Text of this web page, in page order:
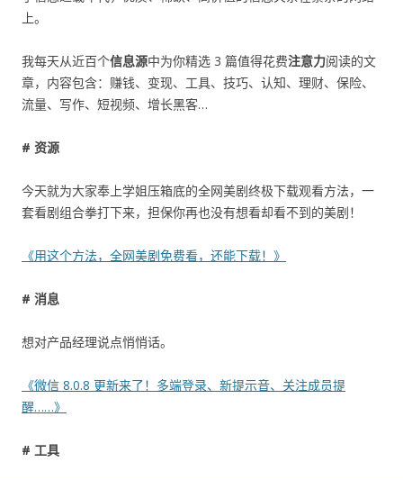
上。
我每天从近百个信息源中为你精选 3 篇值得花费注意力阅读的文
章，内容包含：赚钱、变现、工具、技巧、认知、理财、保险、
流量、写作、短视频、增长黑客…
# 资源
今天就为大家奉上学姐压箱底的全网美剧终极下载观看方法，一
套看剧组合拳打下来，担保你再也没有想看却看不到的美剧！
《用这个方法，全网美剧免费看，还能下载！》
# 消息
想对产品经理说点悄悄话。
《微信 8.0.8 更新来了！多端登录、新提示音、关注成员提
醒……》
# 工具